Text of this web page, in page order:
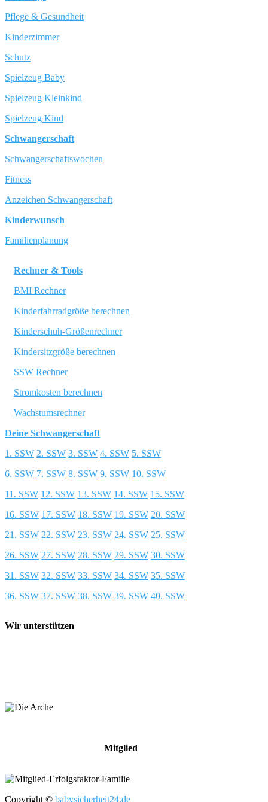
Pflege & Gesundheit
Kinderzimmer
Schutz
Spielzeug Baby
Spielzeug Kleinkind
Spielzeug Kind
Schwangerschaft
Schwangerschaftswochen
Fitness
Anzeichen Schwangerschaft
Kinderwunsch
Familienplanung
Rechner & Tools
BMI Rechner
Kinderfahrradgröße berechnen
Kinderschuh-Größenrechner
Kindersitzgröße berechnen
SSW Rechner
Stromkosten berechnen
Wachstumsrechner
Deine Schwangerschaft
1. SSW 2. SSW 3. SSW 4. SSW 5. SSW
6. SSW 7. SSW 8. SSW 9. SSW 10. SSW
11. SSW 12. SSW 13. SSW 14. SSW 15. SSW
16. SSW 17. SSW 18. SSW 19. SSW 20. SSW
21. SSW 22. SSW 23. SSW 24. SSW 25. SSW
26. SSW 27. SSW 28. SSW 29. SSW 30. SSW
31. SSW 32. SSW 33. SSW 34. SSW 35. SSW
36. SSW 37. SSW 38. SSW 39. SSW 40. SSW
Wir unterstützen
Mitglied
Copyright © babysicherheit24.de